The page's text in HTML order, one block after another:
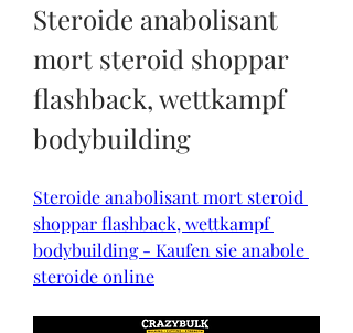
Steroide anabolisant
mort steroid shoppar
flashback, wettkampf
bodybuilding
Steroide anabolisant mort steroid
shoppar flashback, wettkampf
bodybuilding - Kaufen sie anabole
steroide online